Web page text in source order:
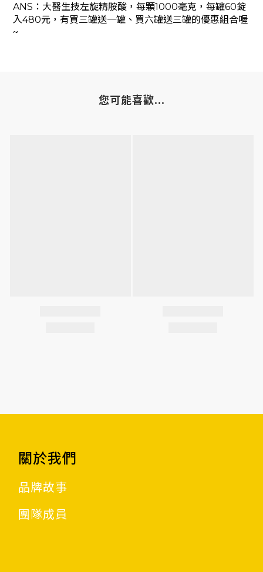
ANS：大醫生技左旋精胺酸，每顆1000毫克，每罐60錠
入480元，有買三罐送一罐、買六罐送三罐的優惠組合喔
~
您可能喜歡...
關於我們
品牌故事
團隊成員